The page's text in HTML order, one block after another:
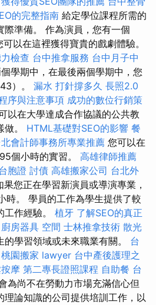
的完整指南 給定學位課程所需的
際準備。 作為演員，您有一個
以在這裡獲得寶貴的戲劇體驗。
檢查 台中推拿服務 台中月子中
學期中，在最後兩個學期中，您
）。 漏水 打針撐多久 長照2.0
序與注意事項 成功的數位行銷策
以在大學達成合作協議的公共教
。 HTML基礎對SEO的影響 餐
會計師事務所專業推薦 您可以在
個小時的實習。 高雄律師推薦
胞證 討債 高雄搬家公司 台北外
果您正在學習新演員或導演專業，
時。 學員的工作為學生提供了較
作經驗。 植牙 了解SEO的真正
廚房器具 空間 士林推拿技術 散光
學習領域或未來職業有關。 台
桃園搬家 lawyer 台中產後護理之
摩 第二專長證照課程 自助餐 台
為尚不在勞動力市場充滿信心但
理論知識的公司提供培訓工作，以